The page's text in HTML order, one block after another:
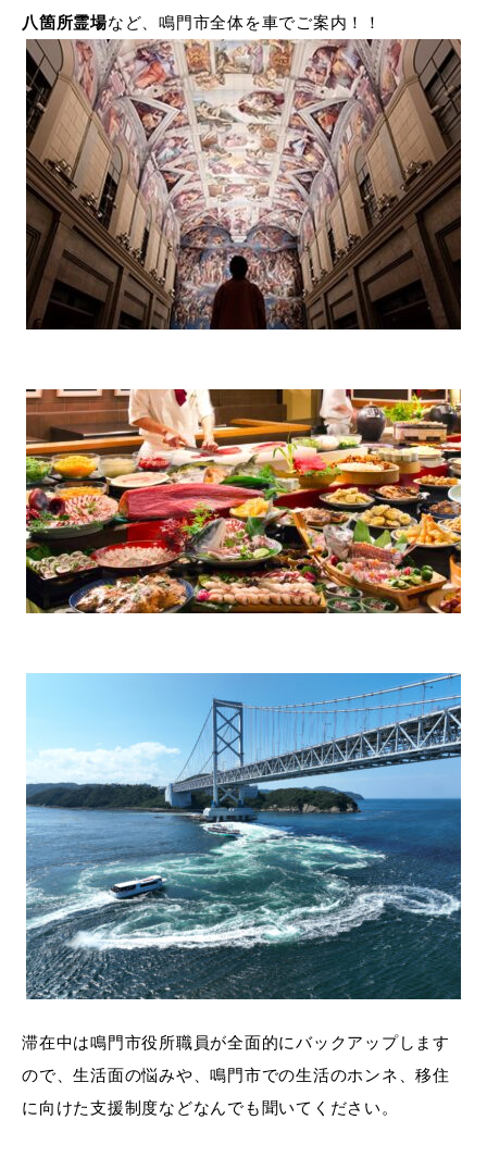
八箇所霊場など、鳴門市全体を車でご案内！！
滞在中は鳴門市役所職員が全面的にバックアップします
ので、生活面の悩みや、鳴門市での生活のホンネ、移住
に向けた支援制度などなんでも聞いてください。